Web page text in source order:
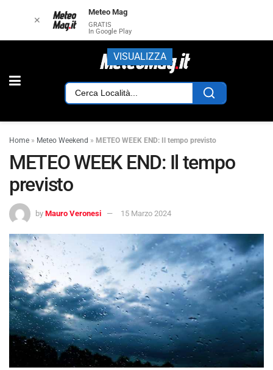
Home » Meteo Weekend » METEO WEEK END: Il tempo previsto
METEO WEEK END: Il tempo
previsto
by Mauro Veronesi 15 Marzo 2024
✕
Meteo Mag
GRATIS
In Google Play
VISUALIZZA